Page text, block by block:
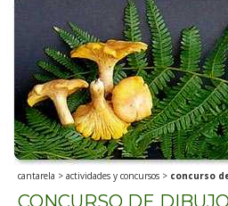
cantarela > actividades y concursos > concurso